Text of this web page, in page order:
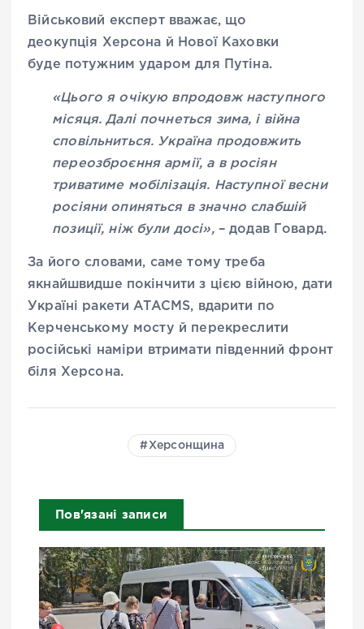
Військовий експерт вважає, що
деокупція Херсона й Нової Каховки
буде потужним ударом для Путіна.
«Цього я очікую впродовж наступного
місяця. Далі почнеться зима, і війна
сповільниться. Україна продовжить
переозброєння армії, а в росіян
триватиме мобілізація. Наступної весни
росіяни опиняться в значно слабшій
позиції, ніж були досі»,– додав Говард.
За його словами, саме тому треба
якнайшвидше покінчити з цією війною, дати
Україні ракети ATACMS, вдарити по
Керченському мосту й перекреслити
російські наміри втримати південний фронт
біля Херсона.
Херсонщина
Пов'язані записи